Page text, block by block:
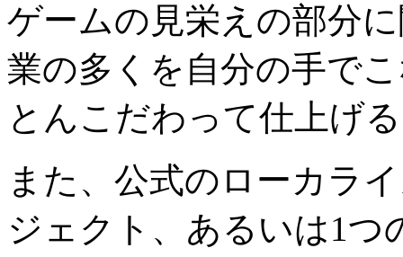
ゲームの見栄えの部分
業の多くを自分の手で
とんこだわって仕上げ
また、公式のローカラ
ジェクト、あるいは1つ